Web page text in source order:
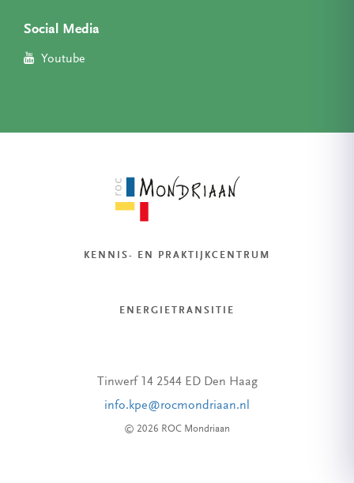
Social Media
Youtube
KENNIS- EN PRAKTIJKCENTRUM
ENERGIETRANSITIE
Tinwerf 14 2544 ED Den Haag
info.kpe@rocmondriaan.nl
© 2026 ROC Mondriaan